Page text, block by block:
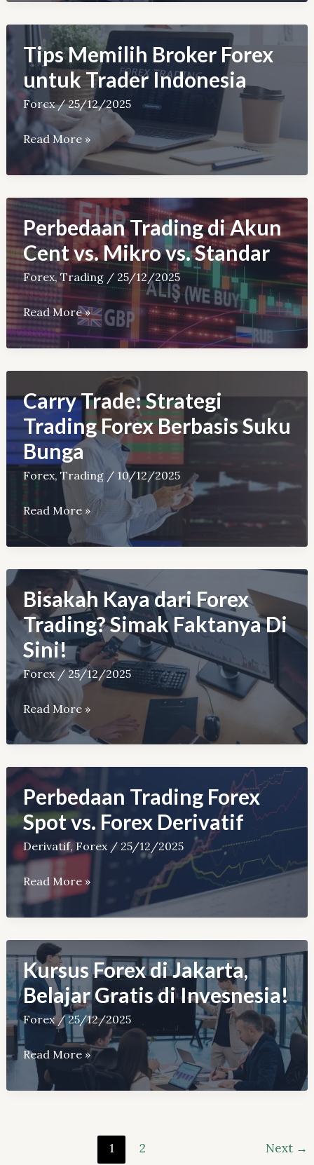
Forex?
Memahami
Trading
Valas
Secara
Praktis
Tips Memilih Broker Forex
untuk Trader Indonesia
Forex/25/12/2025
Tips
Memilih
Broker
Forex
untuk
Trader
Indonesia
Read More »
Perbedaan Trading di Akun
Cent vs. Mikro vs. Standar
Forex, Trading/ 25/12/2025
Perbedaan
Trading
di
Akun
Cent
vs.
Mikro
vs.
Standar
Read More »
Carry Trade: Strategi
Trading Forex Berbasis Suku
Bunga
Forex, Trading/ 10/12/2025
Carry
Strategi
Trading
Forex
Berbasis
Suku
Bunga
Read More »
Bisakah Kaya dari Forex
Trading? Simak Faktanya Di
Sini!
Forex/25/12/2025
Bisakah
dari
Forex
Trading?
Simak
Faktanya
Di
Read More »
Perbedaan Trading Forex
Spot vs. Forex Derivatif
Derivatif, Forex/ 25/12/2025
Perbedaan
Trading
Forex
Spot
vs.
Forex
Derivatif
Read More »
Kursus Forex di Jakarta,
Belajar Gratis di Invesnesia!
Forex/ 25/12/2025
Kursus
Forex
di
Read More »
1 2 Next →